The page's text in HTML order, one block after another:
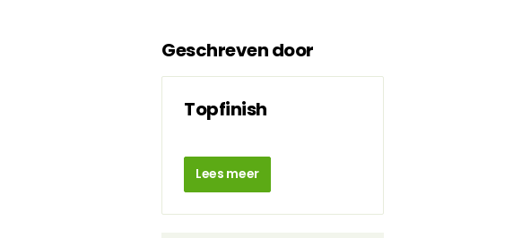
Geschreven door
Topfinish
Lees meer